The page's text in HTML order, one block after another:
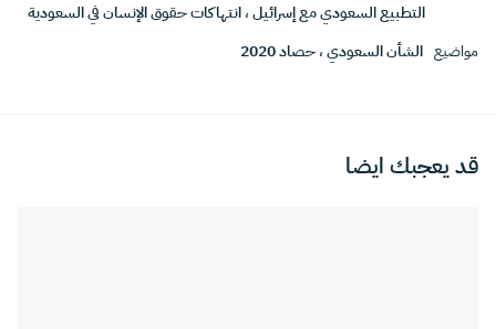
التطبيع السعودي مع إسرائيل،انتهاكات حقوق الإنسان في السعودية
مواضيع الشأن السعودي،حصاد 2020
قد يعجبك ايضا